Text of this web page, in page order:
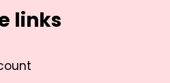
links